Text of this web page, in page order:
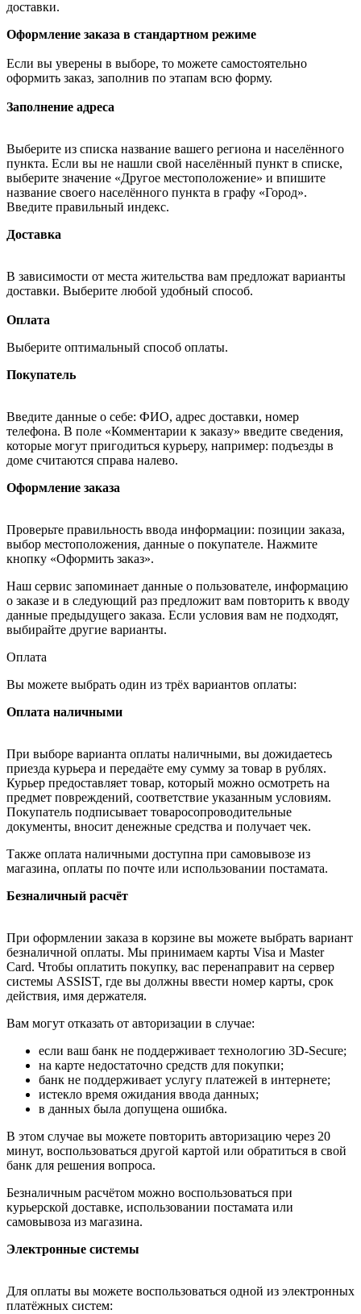
доставки.
Оформление заказа в стандартном режиме
Если вы уверены в выборе, то можете самостоятельно
оформить заказ, заполнив по этапам всю форму.
Заполнение адреса
Выберите из списка название вашего региона и населённого
пункта. Если вы не нашли свой населённый пункт в списке,
выберите значение «Другое местоположение» и впишите
название своего населённого пункта в графу «Город».
Введите правильный индекс.
Доставка
В зависимости от места жительства вам предложат варианты
доставки. Выберите любой удобный способ.
Оплата
Выберите оптимальный способ оплаты.
Покупатель
Введите данные о себе: ФИО, адрес доставки, номер
телефона. В поле «Комментарии к заказу» введите сведения,
которые могут пригодиться курьеру, например: подъезды в
доме считаются справа налево.
Оформление заказа
Проверьте правильность ввода информации: позиции заказа,
выбор местоположения, данные о покупателе. Нажмите
кнопку «Оформить заказ».
Наш сервис запоминает данные о пользователе, информацию
о заказе и в следующий раз предложит вам повторить к вводу
данные предыдущего заказа. Если условия вам не подходят,
выбирайте другие варианты.
Оплата
Вы можете выбрать один из трёх вариантов оплаты:
Оплата наличными
При выборе варианта оплаты наличными, вы дожидаетесь
приезда курьера и передаёте ему сумму за товар в рублях.
Курьер предоставляет товар, который можно осмотреть на
предмет повреждений, соответствие указанным условиям.
Покупатель подписывает товаросопроводительные
документы, вносит денежные средства и получает чек.
Также оплата наличными доступна при самовывозе из
магазина, оплаты по почте или использовании постамата.
Безналичный расчёт
При оформлении заказа в корзине вы можете выбрать вариант
безналичной оплаты. Мы принимаем карты Visa и Master
Card. Чтобы оплатить покупку, вас перенаправит на сервер
системы ASSIST, где вы должны ввести номер карты, срок
действия, имя держателя.
Вам могут отказать от авторизации в случае:
если ваш банк не поддерживает технологию 3D-Secure;
на карте недостаточно средств для покупки;
банк не поддерживает услугу платежей в интернете;
истекло время ожидания ввода данных;
в данных была допущена ошибка.
В этом случае вы можете повторить авторизацию через 20
минут, воспользоваться другой картой или обратиться в свой
банк для решения вопроса.
Безналичным расчётом можно воспользоваться при
курьерской доставке, использовании постамата или
самовывоза из магазина.
Электронные системы
Для оплаты вы можете воспользоваться одной из электронных
платёжных систем: